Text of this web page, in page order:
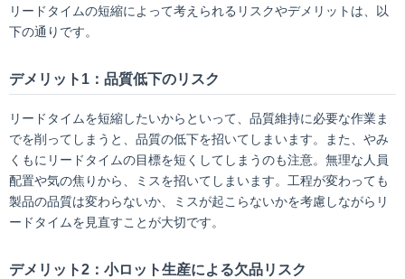
リードタイムの短縮によって考えられるリスクやデメリットは、以
下の通りです。
デメリット1：品質低下のリスク
リードタイムを短縮したいからといって、品質維持に必要な作業ま
でを削ってしまうと、品質の低下を招いてしまいます。また、やみ
くもにリードタイムの目標を短くしてしまうのも注意。無理な人員
配置や気の焦りから、ミスを招いてしまいます。工程が変わっても
製品の品質は変わらないか、ミスが起こらないかを考慮しながらリ
ードタイムを見直すことが大切です。
デメリット2：小ロット生産による欠品リスク